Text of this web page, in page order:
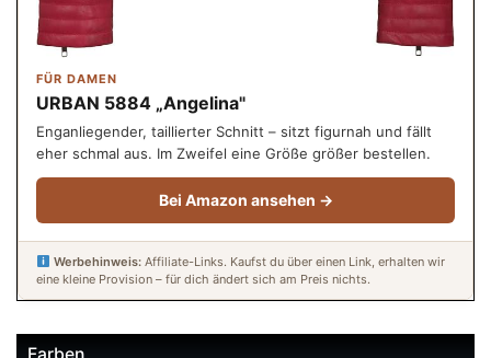
FÜR DAMEN
URBAN 5884 „Angelina"
Enganliegender, taillierter Schnitt – sitzt figurnah und fällt
eher schmal aus. Im Zweifel eine Größe größer bestellen.
Bei Amazon ansehen →
Werbehinweis:Affiliate-Links. Kaufst du über einen Link, erhalten wir
eine kleine Provision – für dich ändert sich am Preis nichts.